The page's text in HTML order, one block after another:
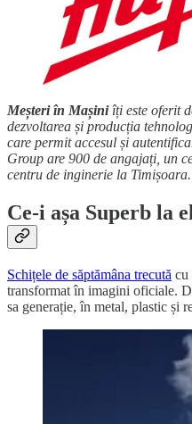
Meșteri în Mașiniîți este oferit
dezvoltarea și producția
care permit accesul și
Group are 900 de angajați, un
centru de inginerie la Timișoara.
Ce-i așa Superb la
Schițele de săptămâna trecută cu
transformat în imagini oficiale.
sa generație, în metal, plastic și